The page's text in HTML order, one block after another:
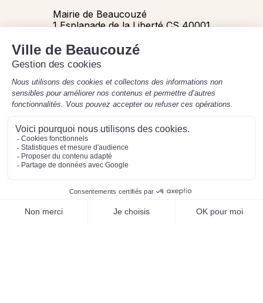
Mairie de Beaucouzé
1 Esplanade de la Liberté CS 40001
02 41 48 00 53
Contactez-nous
Horaires de la Mairie
Aujourd'hui